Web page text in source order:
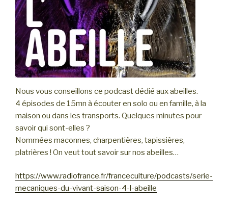
Nous vous conseillons ce podcast dédié aux abeilles.
4 épisodes de 15mn à écouter en solo ou en famille, à la
maison ou dans les transports. Quelques minutes pour
savoir qui sont-elles ?
Nommées maconnes, charpentières, tapissières,
platrières ! On veut tout savoir sur nos abeilles…
https://www.radiofrance.fr/franceculture/podcasts/serie-
mecaniques-du-vivant-saison-4-l-abeille